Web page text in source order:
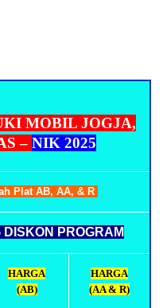
MOBIL JOGJA,
– NIK 2025
Plat AB, AA, & R
PROGRAM
HARGA
(AB)
HARGA
(AA & R)